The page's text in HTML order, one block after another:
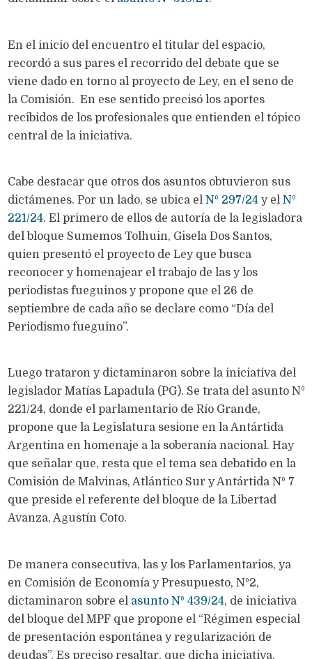
En el inicio del encuentro el titular del espacio,
recordó a sus pares el recorrido del debate que se
viene dado en torno al proyecto de Ley, en el seno de
la Comisión. En ese sentido precisó los aportes
recibidos de los profesionales que entienden el tópico
central de la iniciativa.
Cabe destacar que otros dos asuntos obtuvieron sus
dictámenes. Por un lado, se ubica el Nº 297/24y el Nº
221/24. El primero de ellos de autoría de la legisladora
del bloque Sumemos Tolhuin, Gisela Dos Santos,
quien presentó el proyecto de Ley que busca
reconocer y homenajear el trabajo de las y los
periodistas fueguinos y propone que el 26 de
septiembre de cada año se declare como “Día del
Periodismo fueguino”.
Luego trataron y dictaminaron sobre la iniciativa del
legislador Matías Lapadula (PG). Se trata del asunto Nº
221/24, donde el parlamentario de Río Grande,
propone que la Legislatura sesione en la Antártida
Argentina en homenaje a la soberanía nacional. Hay
que señalar que, resta que el tema sea debatido en la
Comisión de Malvinas, Atlántico Sur y Antártida Nº 7
que preside el referente del bloque de la Libertad
Avanza, Agustín Coto.
De manera consecutiva, las y los Parlamentarios, ya
en Comisión de Economía y Presupuesto, Nº2,
dictaminaron sobre el asunto Nº 439/24, de iniciativa
del bloque del MPF que propone el “Régimen especial
de presentación espontánea y regularización de
deudas”. Es preciso resaltar, que dicha iniciativa,